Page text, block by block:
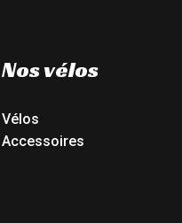
Nos vélos
Vélos
Accessoires